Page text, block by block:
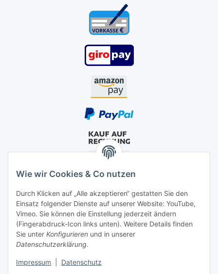
Wie wir Cookies & Co nutzen
Durch Klicken auf „Alle akzeptieren“ gestatten Sie den
Einsatz folgender Dienste auf unserer Website: YouTube,
Vimeo. Sie können die Einstellung jederzeit ändern
(Fingerabdruck-Icon links unten). Weitere Details finden
Sie unter Konfigurieren und in unserer
Datenschutzerklärung.
Impressum Datenschutz